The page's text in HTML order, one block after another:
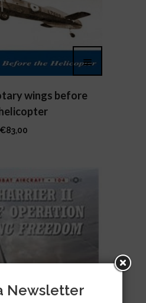
wings before
€83,00
Newsletter